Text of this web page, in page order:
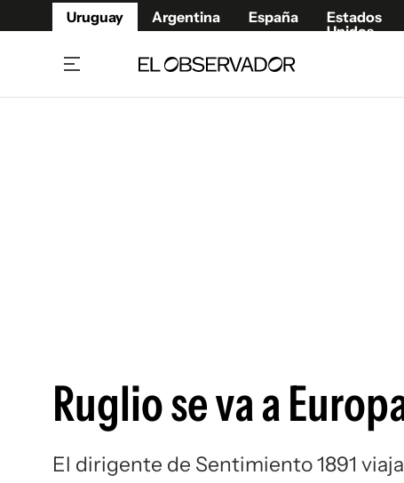
Uruguay Argentina España
Estados
Unidos
Ruglio se va a
El dirigente de Sentimiento 1891